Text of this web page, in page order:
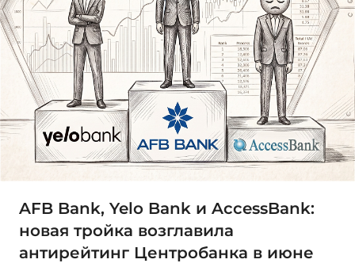
AFB Bank, Yelo Bank и AccessBank:
новая тройка возглавила
антирейтинг Центробанка в июне